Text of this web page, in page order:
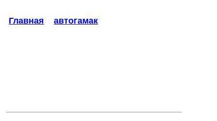
Главная »автогамак